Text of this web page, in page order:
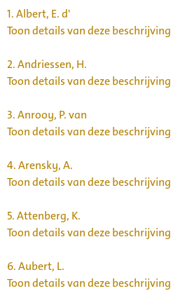
1.Albert, E. d'
Toon details van deze beschrijving
2.Andriessen, H.
Toon details van deze beschrijving
3.Anrooy, P. van
Toon details van deze beschrijving
4.Arensky, A.
Toon details van deze beschrijving
5.Attenberg, K.
Toon details van deze beschrijving
6.Aubert, L.
Toon details van deze beschrijving